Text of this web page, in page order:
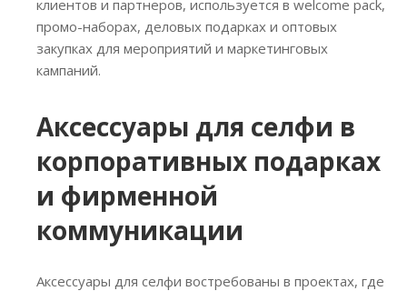
клиентов и партнеров, используется в welcome pack,
промо-наборах, деловых подарках и оптовых
закупках для мероприятий и маркетинговых
кампаний.
Аксессуары для селфи в
корпоративных подарках
и фирменной
коммуникации
Аксессуары для селфи востребованы в проектах, где